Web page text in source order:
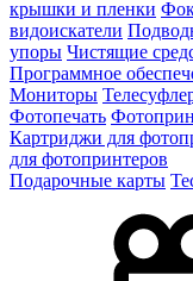
крышки и пленки
видоискатели
упоры Чистящие
Программное
Мониторы
Фотопечать
Картриджи для
для фотопринтеров
Подарочные карты